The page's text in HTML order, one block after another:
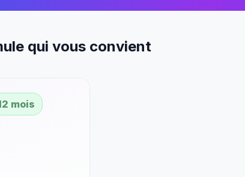
qui vous convient
mois